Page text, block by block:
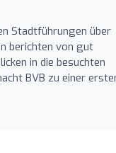
Stadtführungen über
berichten von gut
in die besuchten
BVB zu einer